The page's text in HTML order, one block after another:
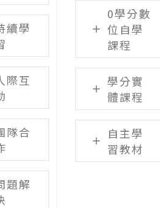
續學
際互
隊合
題解
0學分數
位自學
課程
學分實
體課程
自主學
習教材